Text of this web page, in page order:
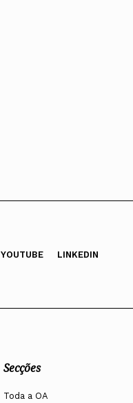
YOUTUBE LINKEDIN
Secções
Toda a OA